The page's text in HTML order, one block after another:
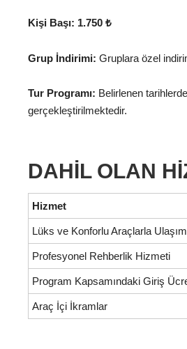
Kişi Başı: 1.750 ₺
Grup İndirimi: Gruplara özel
Tur Programı: Belirlenen
gerçekleştirilmektedir.
DAHIL OLAN
Hizmet
Lüks ve Konforlu Araçlarla Ulaşım
Profesyonel Rehberlik Hizmeti
Program Kapsamındaki Giriş
Araç İçi İkramlar